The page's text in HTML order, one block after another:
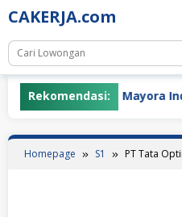
Skip
to
content
CAKERJA.com
Rekomendasi:PT Mayora Indah
Homepage S1 PT Tata